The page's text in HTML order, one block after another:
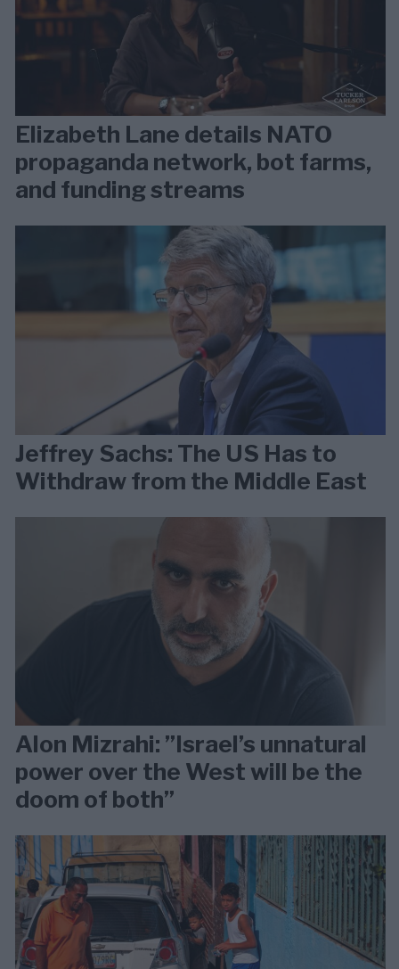
Elizabeth Lane details NATO
propaganda network, bot farms,
and funding streams
Jeffrey Sachs: The US Has to
Withdraw from the Middle East
Alon Mizrahi: ”Israel’s unnatural
power over the West will be the
doom of both”